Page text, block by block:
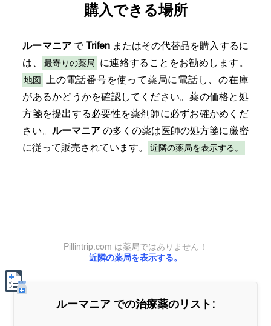
購入できる場所
ルーマニアで Trifenまたはその代替品を購入するに
は、
最寄りの薬局
に連絡することをお勧めします。
地図
上の電話番号を使って薬局に電話し、の在庫
があるかどうかを確認してください。薬の価格と処
方箋を提出する必要性を薬剤師に必ずお確かめくだ
さい。 ルーマニアの多くの薬は医師の処方箋に厳密
に従って販売されています。
近隣の薬局を表示する。
近隣の薬局を表示する。
Pillintrip.com は薬局ではありません！
ルーマニア での治療薬のリスト: